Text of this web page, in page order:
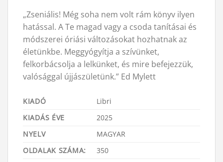
„Zseniális! Még soha nem volt rám könyv ilyen
hatással. A Te magad vagy a csoda tanításai és
módszerei óriási változásokat hozhatnak az
életünkbe. Meggyógyítja a szívünket,
felkorbácsolja a lelkünket, és mire befejezzük,
valósággal újjászületünk.” Ed Mylett
KIADÓ
Libri
KIADÁS ÉVE
2025
NYELV
MAGYAR
OLDALAK SZÁMA:
350